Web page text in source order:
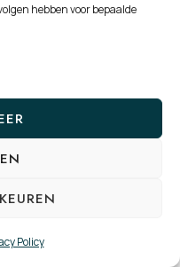
hebben voor bepaalde
Policy
heeft gemaakt.
geaccepteerde
consument
niet dan wel
uiterlijk 30 dagen